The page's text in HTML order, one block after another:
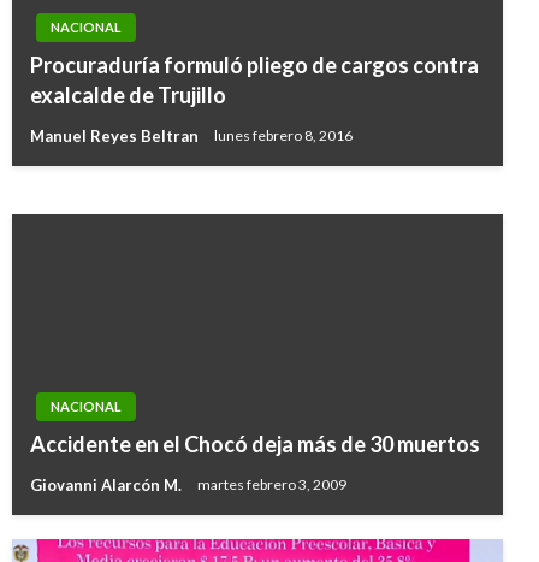
NACIONAL
Procuraduría formuló pliego de cargos contra
exalcalde de Trujillo
Manuel Reyes Beltran lunes febrero 8, 2016
Colombia es admitido en el Comité de Política
NACIONAL
Accidente en el Chocó deja más de 30 muertos
Giovanni Alarcón M. martes febrero 3, 2009